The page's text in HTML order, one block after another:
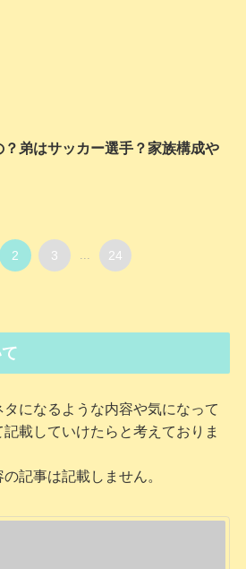
弟はサッカー選手？家族構成や
2 3 24
になるような内容や気になって
載していけたらと考えておりま
記事は記載しません。